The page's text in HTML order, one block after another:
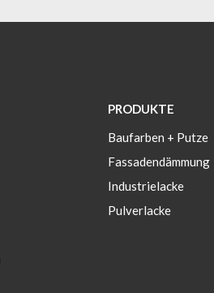
PRODUKTE
Baufarben + Putze
Fassadendämmung
Industrielacke
Pulverlacke